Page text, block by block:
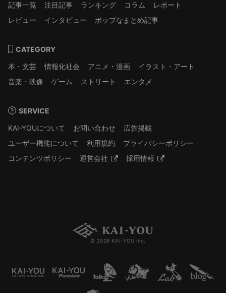
記事一覧
注目記事 ランキング コラム
レポート
レビュー
インタビュー ポップなまとめ記事
CATEGORY
本・文芸
情報化社会 アニメ・漫画
イラスト・アート
音楽・映像
ゲーム ストリート エンタメ
SERVICE
KAI-YOUについて
お問い合わせ
広告掲載
ユーザー機能について
利用規約
プライバシーポリシー
コンテンツポリシー
運営会社 採用情報
© 2026 KAI-YOU inc.